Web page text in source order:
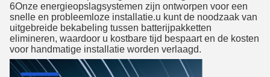
6Onze energieopslagsystemen zijn ontworpen voor een
snelle en probleemloze installatie.u kunt de noodzaak van
uitgebreide bekabeling tussen batterijpakketten
elimineren, waardoor u kostbare tijd bespaart en de kosten
voor handmatige installatie worden verlaagd.